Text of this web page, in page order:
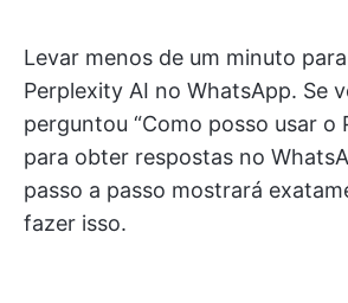
Levar menos de um minuto
Perplexity AI no WhatsApp. Se
perguntou “Como posso usar o
para obter respostas no
passo a passo mostrará
fazer isso.